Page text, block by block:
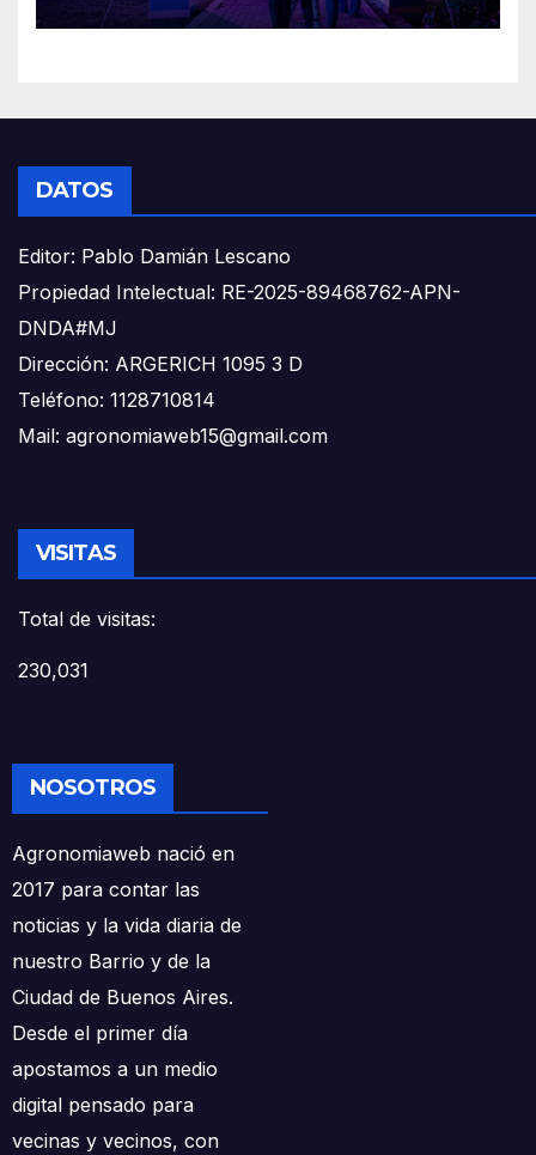
DATOS
Editor: Pablo Damián Lescano
Propiedad Intelectual: RE-2025-89468762-APN-
DNDA#MJ
Dirección: ARGERICH 1095 3 D
Teléfono: 1128710814
Mail: agronomiaweb15@gmail.com
VISITAS
Total de visitas:
230,031
NOSOTROS
Agronomiaweb nació en
2017 para contar las
noticias y la vida diaria de
nuestro Barrio y de la
Ciudad de Buenos Aires.
Desde el primer día
apostamos a un medio
digital pensado para
vecinas y vecinos, con